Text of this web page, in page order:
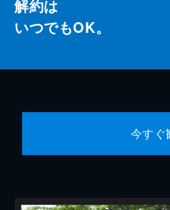
解約は
いつでもOK。
今すぐ